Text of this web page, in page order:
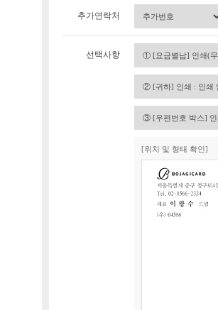
추가연락처
선택사항
[위치 및 형태 확인]